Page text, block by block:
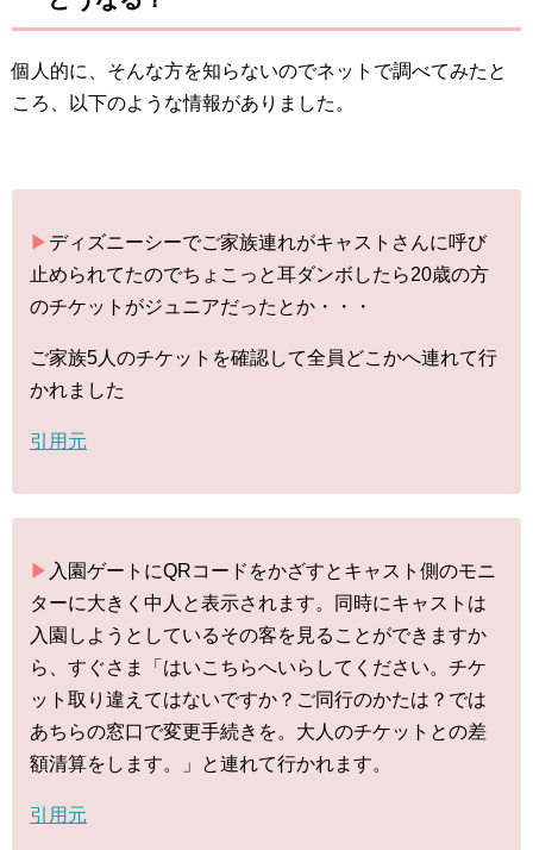
個人的に、そんな方を知らないのでネットで調べてみたと
ころ、以下のような情報がありました。
▶︎ ディズニーシーでご家族連れがキャストさんに呼び
止められてたのでちょこっと耳ダンボしたら20歳の方
のチケットがジュニアだったとか・・・
ご家族5人のチケットを確認して全員どこかへ連れて行
かれました
引用元
▶︎ 入園ゲートにQRコードをかざすとキャスト側のモニ
ターに大きく中人と表示されます。同時にキャストは
入園しようとしているその客を見ることができますか
ら、すぐさま「はいこちらへいらしてください。チケ
ット取り違えてはないですか？ご同行のかたは？では
あちらの窓口で変更手続きを。大人のチケットとの差
額清算をします。」と連れて行かれます。
引用元